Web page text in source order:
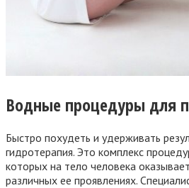
Водные процедуры для
Быстро похудеть и удерживать
гидротерапия. Это комплекс
которых на тело человека
различных ее проявлениях.